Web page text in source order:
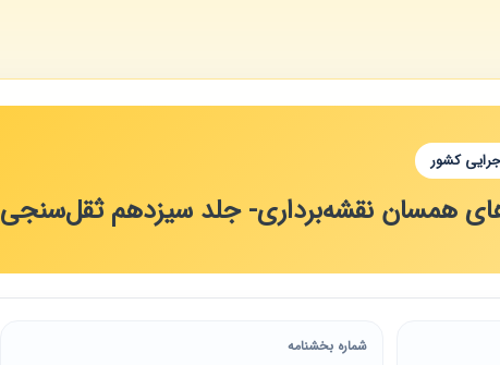
کشور
همسان نقشه‌برداری- جلد سیزدهم ثقل‌سنجی
شماره بخشنامه